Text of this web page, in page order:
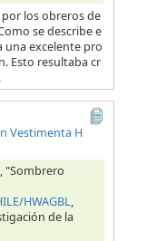
los obreros de
se describe e
una excelente pro
Esto resultaba cr
Vestimenta H
"Sombrero
HWAGBL,
de la